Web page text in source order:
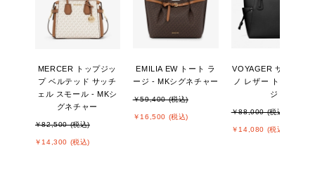
MERCER トップジッ
プ ベルテッド サッチ
ェル スモール - MKシ
グネチャー
￥82,500 (税込)
￥14,300 (税込)
EMILIA EW トート ラ
ージ - MKシグネチャー
￥59,400 (税込)
￥16,500 (税込)
VOYAGER サフィア
ノ レザー トート ラー
ジ
￥88,000 (税込)
￥14,080 (税込)